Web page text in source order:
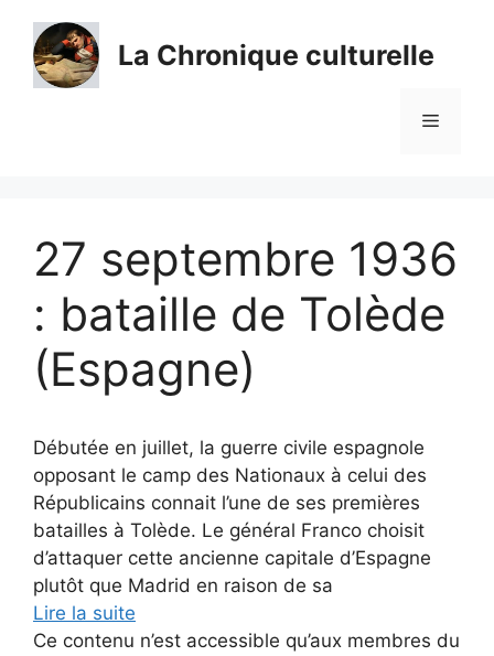
contenu
La Chronique culturelle
Menu
27 septembre 1936
: bataille de Tolède
(Espagne)
Débutée en juillet, la guerre civile espagnole
opposant le camp des Nationaux à celui des
Républicains connait l’une de ses premières
batailles à Tolède. Le général Franco choisit
d’attaquer cette ancienne capitale d’Espagne
plutôt que Madrid en raison de sa
Lire la suite
Ce contenu n’est accessible qu’aux membres du